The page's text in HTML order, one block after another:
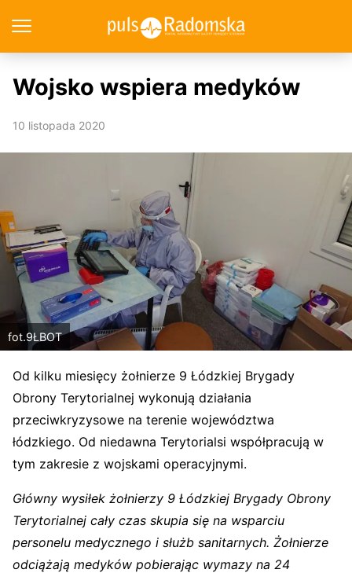
Wojsko wspiera medyków
10 listopada 2020
fot.9ŁBOT
Od kilku miesięcy żołnierze 9 Łódzkiej Brygady
Obrony Terytorialnej wykonują działania
przeciwkryzysowe na terenie województwa
łódzkiego. Od niedawna Terytorialsi współpracują w
tym zakresie z wojskami operacyjnymi.
Główny wysiłek żołnierzy 9 Łódzkiej Brygady Obrony
Terytorialnej cały czas skupia się na wsparciu
personelu medycznego i służb sanitarnych. Żołnierze
odciążają medyków pobierając wymazy na 24